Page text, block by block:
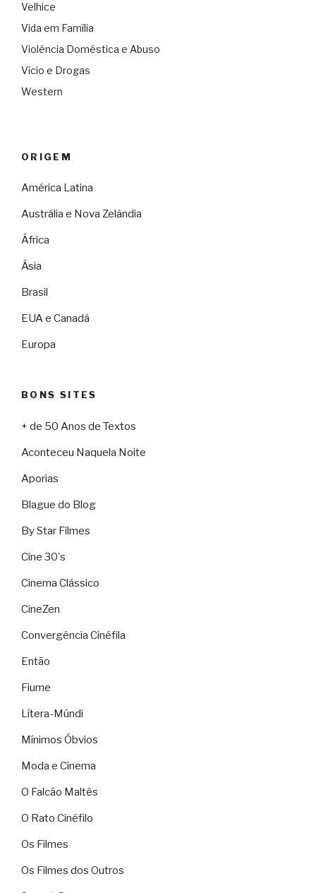
Velhice
Vida em Família
Violência Doméstica e Abuso
Vício e Drogas
Western
ORIGEM
América Latina
Austrália e Nova Zelândia
África
Ásia
Brasil
EUA e Canadá
Europa
BONS SITES
+ de 50 Anos de Textos
Aconteceu Naquela Noite
Aporias
Blague do Blog
By Star Filmes
Cine 30's
Cinema Clássico
CineZen
Convergência Cinéfila
Então
Fiume
Lítera-Múndi
Mínimos Óbvios
Moda e Cinema
O Falcão Maltês
O Rato Cinéfilo
Os Filmes
Os Filmes dos Outros